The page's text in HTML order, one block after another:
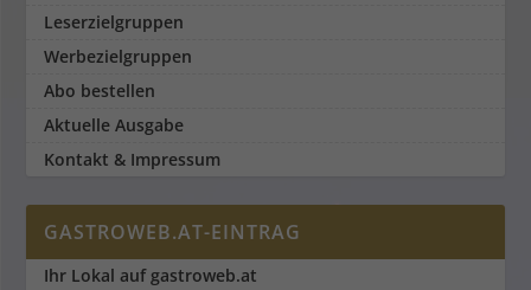
Leserzielgruppen
Werbezielgruppen
Abo bestellen
Aktuelle Ausgabe
Kontakt & Impressum
GASTROWEB.AT-EINTRAG
Ihr Lokal auf gastroweb.at